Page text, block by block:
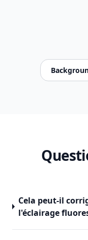
Cela peut-il
l'éclairage